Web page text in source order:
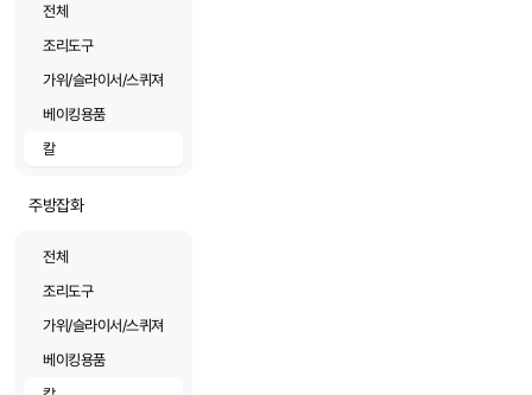
전체
조리도구
가위/슬라이서/스퀴져
베이킹용품
칼
주방잡화
전체
조리도구
가위/슬라이서/스퀴져
베이킹용품